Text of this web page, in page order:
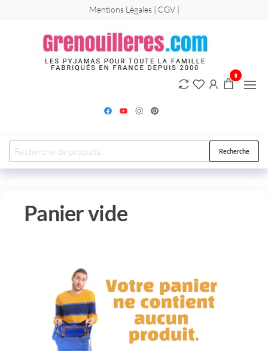
Mentions Légales | CGV |
pyjamas
hommes,
femmes et
0
Recherche
Panier vide